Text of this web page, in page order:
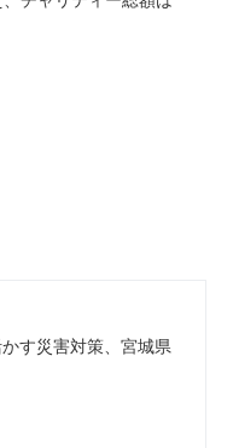
す災害対策、宮城県